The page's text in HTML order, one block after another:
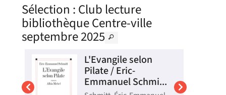
Sélection : Club lecture
bibliothèque Centre-ville
septembre 2025
L'Evangile selon
Pilate / Eric-
Emmanuel Schmi...